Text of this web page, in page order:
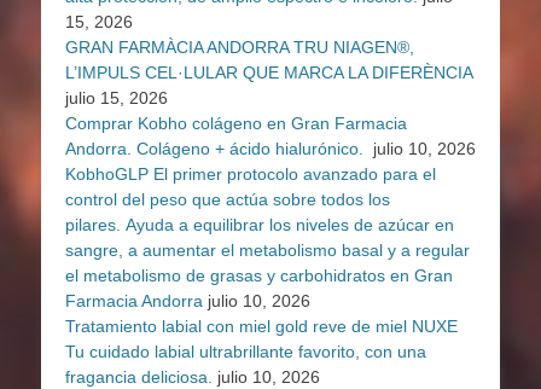
15, 2026
GRAN FARMÀCIA ANDORRA TRU NIAGEN®,
L’IMPULS CEL·LULAR QUE MARCA LA DIFERÈNCIA
julio 15, 2026
Comprar Kobho colágeno en Gran Farmacia
Andorra. Colágeno + ácido hialurónico.
julio 10, 2026
KobhoGLP El primer protocolo avanzado para el
control del peso que actúa sobre todos los
pilares. Ayuda a equilibrar los niveles de azúcar en
sangre, a aumentar el metabolismo basal y a regular
el metabolismo de grasas y carbohidratos en Gran
Farmacia Andorra julio 10, 2026
Tratamiento labial con miel gold reve de miel NUXE
Tu cuidado labial ultrabrillante favorito, con una
fragancia deliciosa.
julio 10, 2026